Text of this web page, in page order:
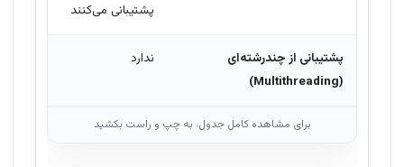
پشتیبانی می‌کنند
پشتیبانی از چند‌رشته‌ای
(Multithreading)
ندارد